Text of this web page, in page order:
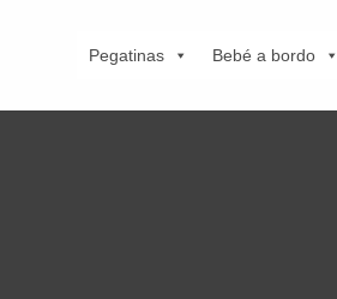
Pegatinas Bebé a bordo